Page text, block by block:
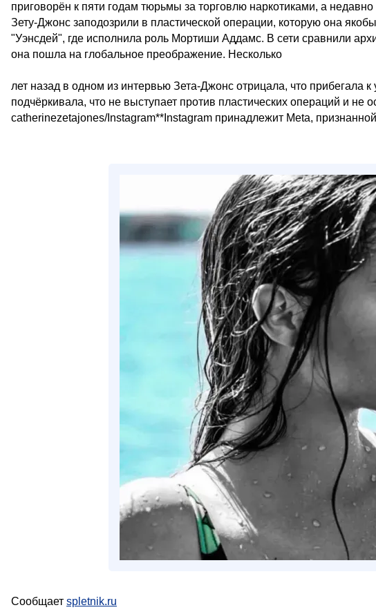
приговорён к пяти годам тюрьмы за торговлю наркотиками, а
Зету-Джонс заподозрили в пластической операции, которую она
"Уэнсдей", где исполнила роль Мортиши Аддамс. В сети сравнили
она пошла на глобальное преображение. Несколько
лет назад в одном из интервью Зета-Джонс отрицала, что прибегала к
подчёркивала, что не выступает против пластических операций и не
catherinezetajones/Instagram**Instagram принадлежит Meta,
Сообщает spletnik.ru